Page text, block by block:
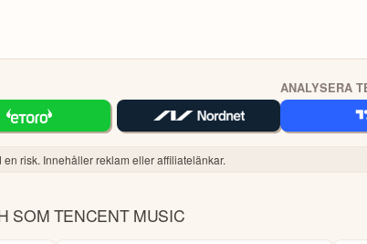
ANALYSERA
risk. Innehåller reklam eller affiliatelänkar.
SOM TENCENT MUSIC